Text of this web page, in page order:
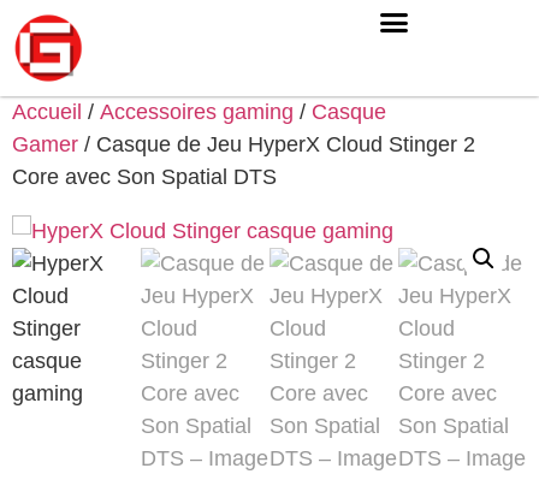
Accueil / Accessoires gaming / Casque
Gamer / Casque de Jeu HyperX Cloud Stinger 2
Core avec Son Spatial DTS